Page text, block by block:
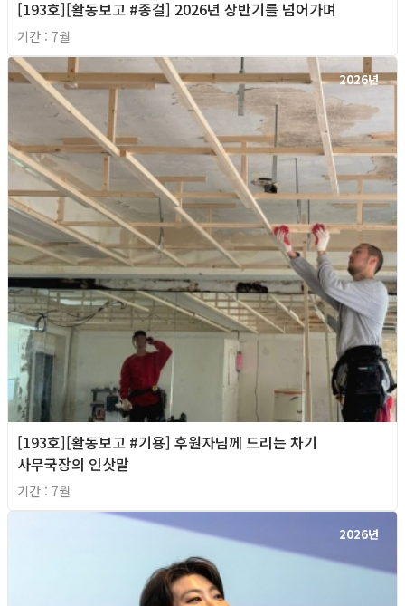
[193호][활동보고 #종걸] 2026년 상반기를 넘어가며
기간 : 7월
2026년
[193호][활동보고 #기용] 후원자님께 드리는 차기
사무국장의 인삿말
기간 : 7월
2026년